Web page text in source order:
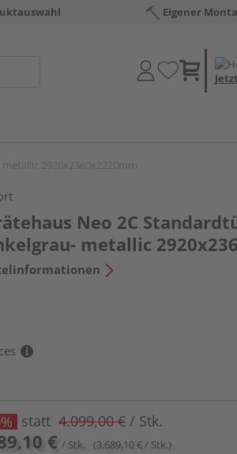
Eigener
Neo 2C
metallic
statt 4.099,00 € / Stk.
€ / Stk. (3.689,10 € / Stk.)